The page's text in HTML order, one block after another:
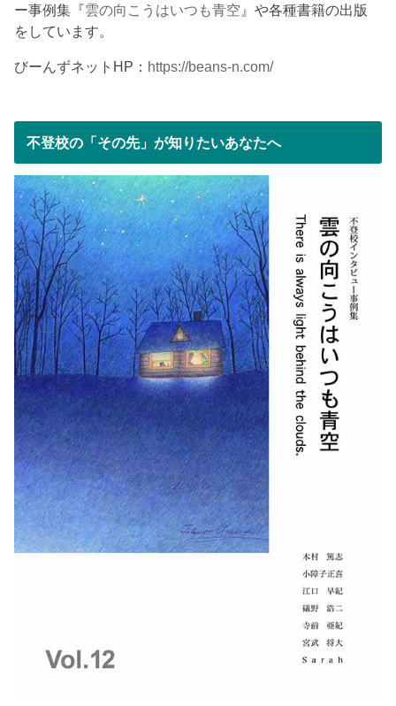
ー事例集『雲の向こうはいつも青空 』や各種書籍の出版
をしています。
びーんずネットHP： https://beans-n.com/
不登校の「その先」が知りたいあなたへ